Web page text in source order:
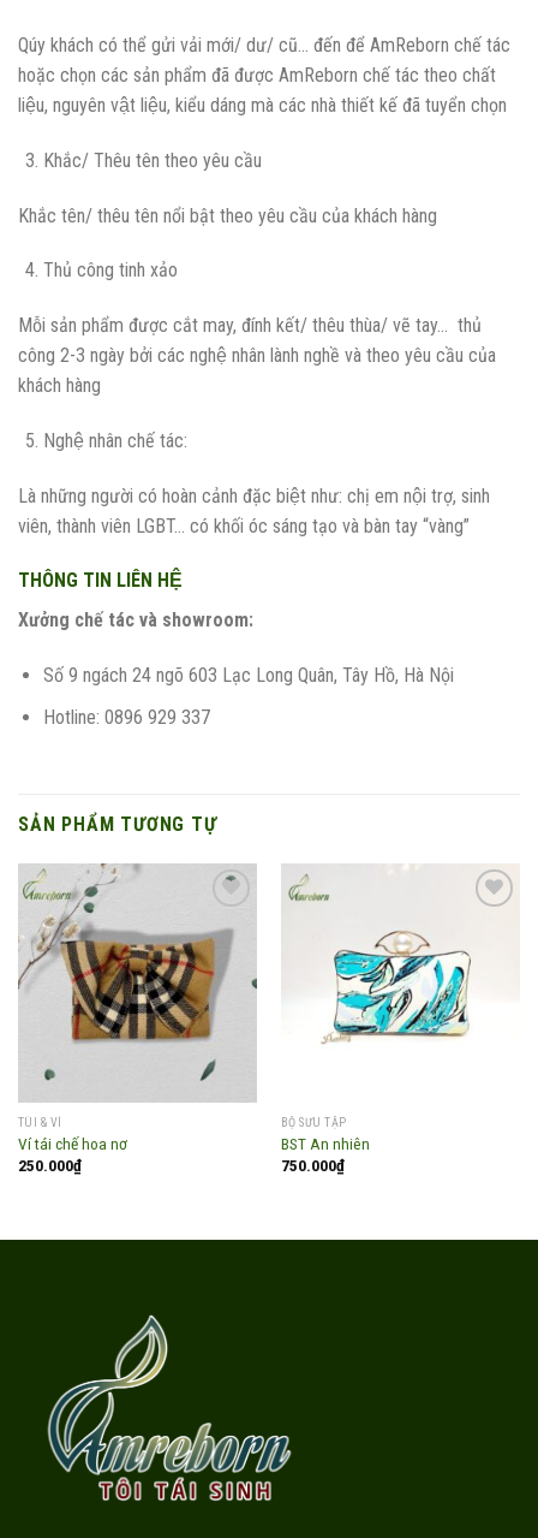
Qúy khách có thể gửi vải mới/ dư/ cũ… đến để AmReborn chế tác
hoặc chọn các sản phẩm đã được AmReborn chế tác theo chất
liệu, nguyên vật liệu, kiểu dáng mà các nhà thiết kế đã tuyển chọn
Khắc/ Thêu tên theo yêu cầu
Khắc tên/ thêu tên nổi bật theo yêu cầu của khách hàng
Thủ công tinh xảo
Mỗi sản phẩm được cắt may, đính kết/ thêu thùa/ vẽ tay… thủ
công 2-3 ngày bởi các nghệ nhân lành nghề và theo yêu cầu của
khách hàng
Nghệ nhân chế tác:
Là những người có hoàn cảnh đặc biệt như: chị em nội trợ, sinh
viên, thành viên LGBT… có khối óc sáng tạo và bàn tay “vàng”
THÔNG TIN LIÊN HỆ
Xưởng chế tác và showroom:
Số 9 ngách 24 ngõ 603 Lạc Long Quân, Tây Hồ, Hà Nội
Hotline: 0896 929 337
SẢN PHẨM TƯƠNG TỰ
Add to
wishlist
TÚI & VÍ
Ví tái chế hoa nơ
250.000₫
Add to
wishlist
BỘ SƯU TẬP
BST An nhiên
750.000₫